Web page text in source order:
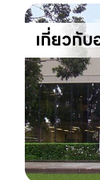
เกี่ยวกับ